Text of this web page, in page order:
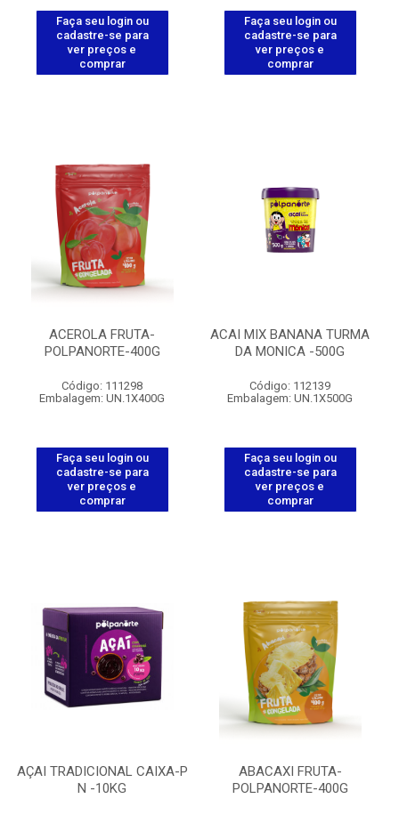
Faça seu login ou
cadastre-se para
ver preços e
comprar
Faça seu login ou
cadastre-se para
ver preços e
comprar
ACEROLA FRUTA-
POLPANORTE-400G
Código: 111298
Embalagem: UN.1X400G
Faça seu login ou
cadastre-se para
ver preços e
comprar
ACAI MIX BANANA TURMA
DA MONICA -500G
Código: 112139
Embalagem: UN.1X500G
Faça seu login ou
cadastre-se para
ver preços e
comprar
AÇAI TRADICIONAL CAIXA-P
N -10KG
ABACAXI FRUTA-
POLPANORTE-400G